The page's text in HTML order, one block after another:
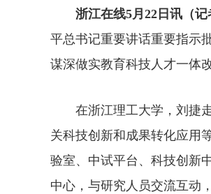
浙江在线5月22日讯（记
平总书记重要讲话重要指示
谋深做实教育科技人才一体
在浙江理工大学，刘捷走
关科技创新和成果转化应用
验室、中试平台、科技创新
中心，与研究人员交流互动